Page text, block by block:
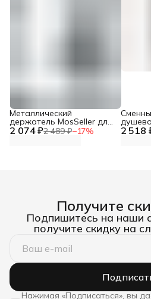
2 074 ₽2 489 ₽−17%
Металлический
держатель MosSeller для
смартфона с 2 518
L750,
Получите
Подпишитесь на наши
получите скидку на
Нажимая «Подписаться», вы